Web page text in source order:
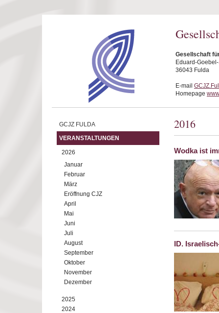
Gesellschaft
Eduard-
36043 Fulda
E-mail
Homepage
GCJZ FULDA
VERANSTALTUNGEN
2026
Januar
Februar
März
Eröffnung CJZ
April
Mai
Juni
Juli
August
September
Oktober
November
Dezember
2025
2024
2016
Wodka ist
ID.